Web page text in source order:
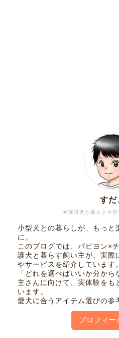
元保護犬と暮らす小
すだ
小型犬との暮らしが、もっと
に。
このブログでは、パピヨン×
護犬と暮らす飼い主が、実際
やサービスを紹介しています。
「どれを選べばいいか分か
主さんに向けて、実体験をも
います。
愛犬に合うアイテム選びの参
プロフィー